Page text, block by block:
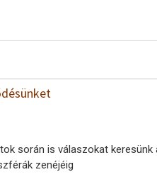
során is válaszokat keresünk
zenéjéig